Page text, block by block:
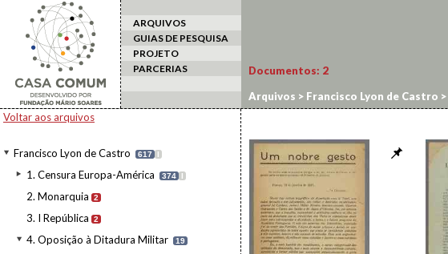
ARQUIVOS
GUIAS DE PESQUISA
PROJETO
PARCERIAS
Voltar aos arquivos
Francisco Lyon de Castro 617 I
1. Censura Europa-América 374 I
2. Monarquia 2
3. I República 2
4. Oposição à Ditadura Militar 19
Documentos: 2
Arquivos > Francisco Lyon de Castro >